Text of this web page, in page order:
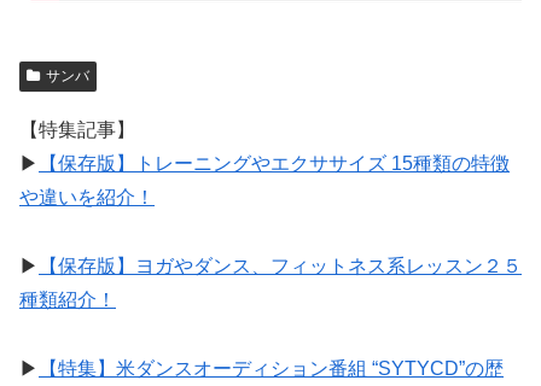
サンバ
【特集記事】
▶︎
【保存版】トレーニングやエクササイズ 15種類の特徴
や違いを紹介！
▶︎
【保存版】ヨガやダンス、フィットネス系レッスン２５
種類紹介！
▶︎
【特集】米ダンスオーディション番組 “SYTYCD”の歴